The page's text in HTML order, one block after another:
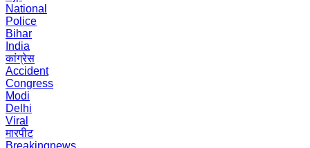
National
Police
Bihar
India
कांग्रेस
Accident
Congress
Modi
Delhi
Viral
मारपीट
Breakingnews